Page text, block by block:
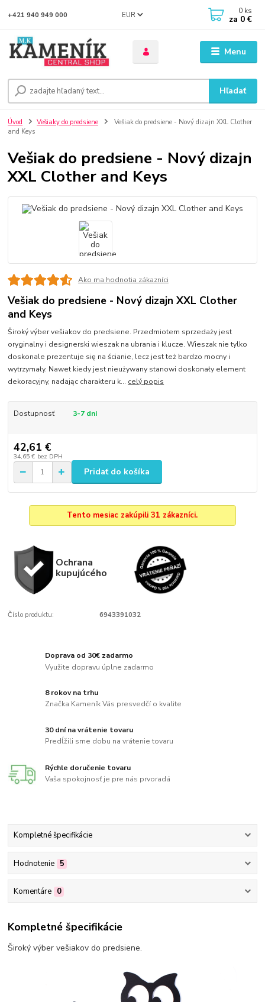
Menu
EUR
Hľadať
+421 940 949 000 0 ks
za 0 €
Úvod Vešiaky do predsiene
Vešiak do predsiene - Nový dizajn XXL Clother
and Keys
Vešiak do predsiene - Nový dizajn
XXL Clother and Keys
Ako ma hodnotia zákazníci
Vešiak do predsiene - Nový dizajn XXL Clother
and Keys
Široký výber vešiakov do predsiene. Przedmiotem sprzedaży jest
oryginalny i designerski wieszak na ubrania i klucze. Wieszak nie tylko
doskonale prezentuje się na ścianie, lecz jest też bardzo mocny i
wytrzymały. Nawet kiedy jest nieużywany stanowi doskonały element
dekoracyjny, nadając charakteru k... celý popis
Dostupnosť 3-7 dni
42,61 €
34,65 € bez DPH
Pridať do košíka
Tento mesiac zakúpili 31 zákazníci.
Ochrana
kupujúcého
Číslo produktu: 6943391032
Doprava od 30€ zadarmo
Využite dopravu úplne zadarmo
8 rokov na trhu
Značka Kameník Vás presvedčí o kvalite
30 dní na vrátenie tovaru
Predĺžili sme dobu na vrátenie tovaru
Rýchle doručenie tovaru
Vaša spokojnosť je pre nás prvoradá
Kompletné špecifikácie
Hodnotenie 5
Komentáre 0
Kompletné špecifikácie
Široký výber vešiakov do predsiene.